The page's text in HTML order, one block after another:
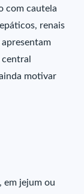
com cautela
renais
motivar
em jejum ou